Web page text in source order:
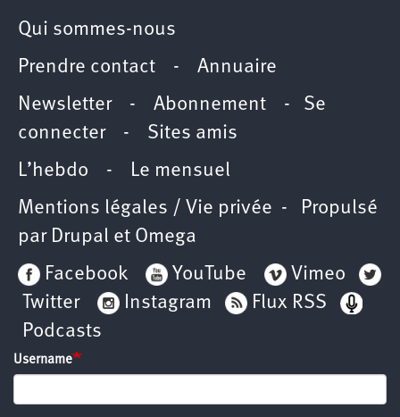
Qui sommes-nous
Prendre contact - Annuaire
Newsletter - Abonnement - Se
connecter- Sites amis
L’hebdo - Le mensuel
Mentions légales / Vie privée - Propulsé
par Drupal et Omega
Facebook
YouTube
Vimeo
Twitter
Instagram
Flux RSS
Podcasts
Username